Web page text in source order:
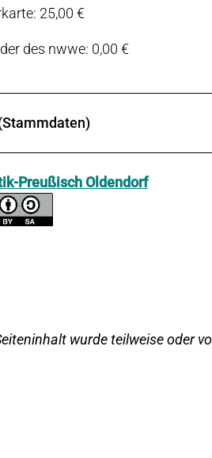
25,00 €
des nwwe: 0,00 €
Preußisch Oldendorf
wurde teilweise oder